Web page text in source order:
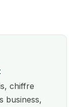
chiffre
business,